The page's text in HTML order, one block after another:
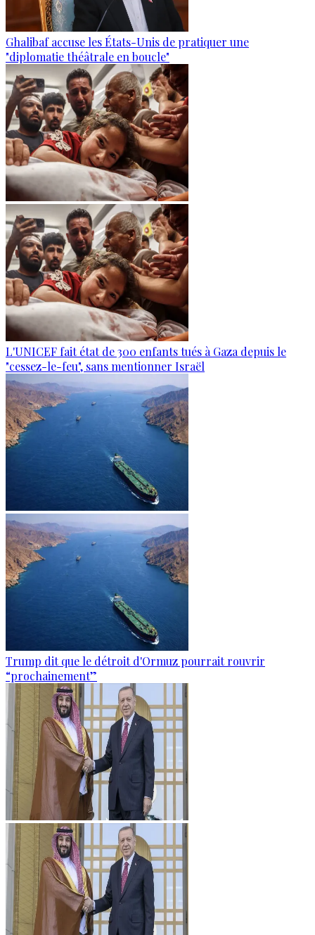
Ghalibaf accuse les États-Unis de pratiquer une
"diplomatie théâtrale en boucle"
L'UNICEF fait état de 300 enfants tués à Gaza depuis le
"cessez-le-feu", sans mentionner Israël
Trump dit que le détroit d'Ormuz pourrait rouvrir
“prochainement”